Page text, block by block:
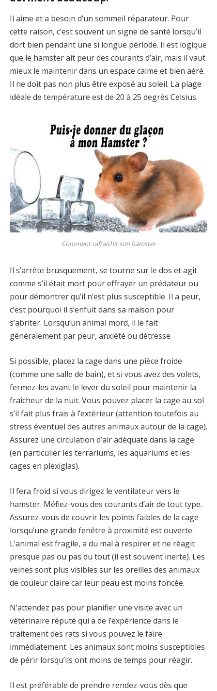
Il aime et a besoin d’un sommeil réparateur. Pour
cette raison, c’est souvent un signe de santé lorsqu’il
dort bien pendant une si longue période. Il est logique
que le hamster ait peur des courants d’air, mais il vaut
mieux le maintenir dans un espace calme et bien aéré.
Il ne doit pas non plus être exposé au soleil. La plage
idéale de température est de 20 à 25 degrés Celsius.
Comment rafraichir son hamster
Il s’arrête brusquement, se tourne sur le dos et agit
comme s’il était mort pour effrayer un prédateur ou
pour démontrer qu’il n’est plus susceptible. Il a peur,
c’est pourquoi il s’enfuit dans sa maison pour
s’abriter. Lorsqu’un animal mord, il le fait
généralement par peur, anxiété ou détresse.
Si possible, placez la cage dans une pièce froide
(comme une salle de bain), et si vous avez des volets,
fermez-les avant le lever du soleil pour maintenir la
fraîcheur de la nuit. Vous pouvez placer la cage au sol
s’il fait plus frais à l’extérieur (attention toutefois au
stress éventuel des autres animaux autour de la cage).
Assurez une circulation d’air adéquate dans la cage
(en particulier les terrariums, les aquariums et les
cages en plexiglas).
Il fera froid si vous dirigez le ventilateur vers le
hamster. Méfiez-vous des courants d’air de tout type.
Assurez-vous de couvrir les points faibles de la cage
lorsqu’une grande fenêtre à proximité est ouverte.
L’animal est fragile, a du mal à respirer et ne réagit
presque pas ou pas du tout (il est souvent inerte). Les
veines sont plus visibles sur les oreilles des animaux
de couleur claire car leur peau est moins foncée.
N’attendez pas pour planifier une visite avec un
vétérinaire réputé qui a de l’expérience dans le
traitement des rats si vous pouvez le faire
immédiatement. Les animaux sont moins susceptibles
de périr lorsqu’ils ont moins de temps pour réagir.
Il est préférable de prendre rendez-vous dès que